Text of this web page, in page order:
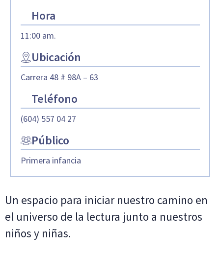
Hora
11:00 am.
Ubicación
Carrera 48 # 98A – 63
Teléfono
(604) 557 04 27
Público
Primera infancia
Un espacio para iniciar nuestro camino en
el universo de la lectura junto a nuestros
niños y niñas.